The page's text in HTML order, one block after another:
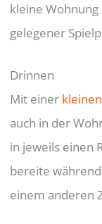
kleine
gelegener
Drinnen
Mit einer
auch in der
in jeweils einen
bereite
einem anderen